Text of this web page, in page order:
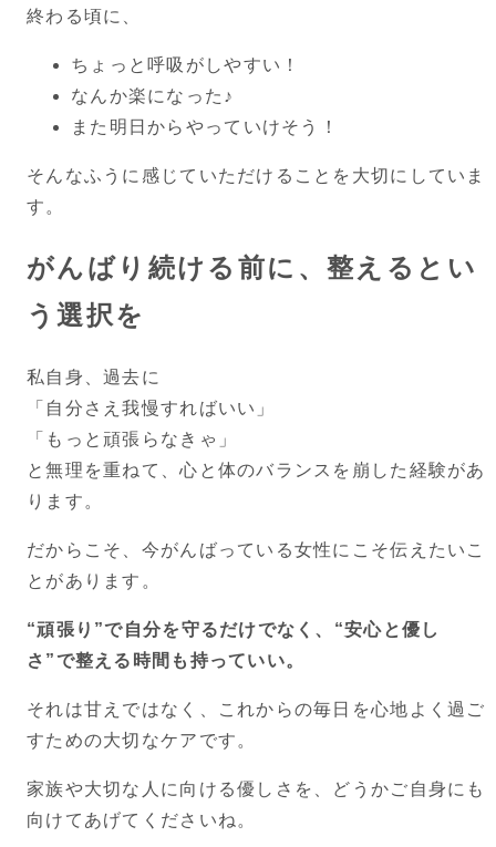
終わる頃に、
ちょっと呼吸がしやすい！
なんか楽になった♪
また明日からやっていけそう！
そんなふうに感じていただけることを大切にしていま
す。
がんばり続ける前に、整えるとい
う選択を
私自身、過去に
「自分さえ我慢すればいい」
「もっと頑張らなきゃ」
と無理を重ねて、心と体のバランスを崩した経験があ
ります。
だからこそ、今がんばっている女性にこそ伝えたいこ
とがあります。
“頑張り”で自分を守るだけでなく、“安心と優し
さ”で整える時間も持っていい。
それは甘えではなく、これからの毎日を心地よく過ご
すための大切なケアです。
家族や大切な人に向ける優しさを、どうかご自身にも
向けてあげてくださいね。